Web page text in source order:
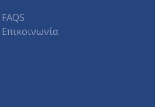
FAQS
Επικοινωνία